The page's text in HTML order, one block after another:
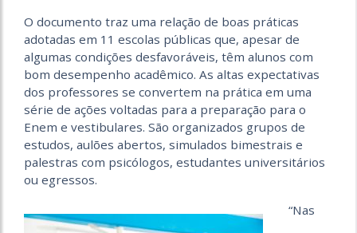
O documento traz uma relação de boas práticas
adotadas em 11 escolas públicas que, apesar de
algumas condições desfavoráveis, têm alunos com
bom desempenho acadêmico. As altas expectativas
dos professores se convertem na prática em uma
série de ações voltadas para a preparação para o
Enem e vestibulares. São organizados grupos de
estudos, aulões abertos, simulados bimestrais e
palestras com psicólogos, estudantes universitários
ou egressos.
“Nas